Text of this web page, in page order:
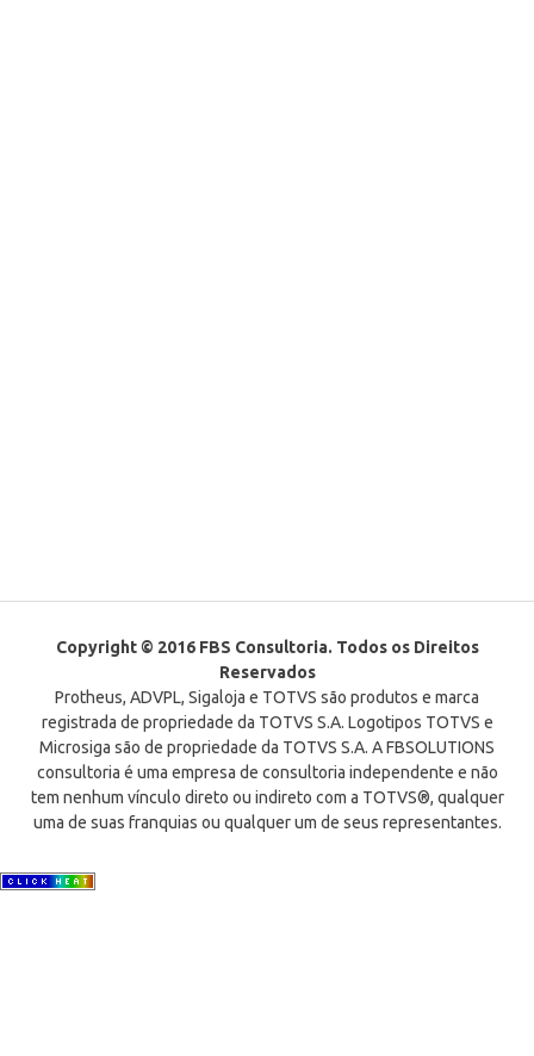
Copyright © 2016 FBS Consultoria. Todos os Direitos
Reservados
Protheus, ADVPL, Sigaloja e TOTVS são produtos e marca
registrada de propriedade da TOTVS S.A. Logotipos TOTVS e
Microsiga são de propriedade da TOTVS S.A. A FBSOLUTIONS
consultoria é uma empresa de consultoria independente e não
tem nenhum vínculo direto ou indireto com a TOTVS®, qualquer
uma de suas franquias ou qualquer um de seus representantes.